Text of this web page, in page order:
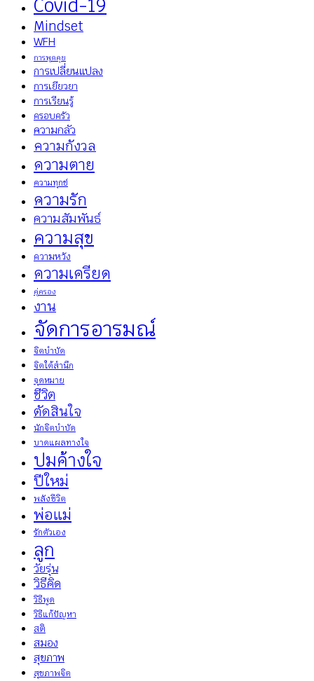
Covid-19
Mindset
WFH
การพูดคุย
การเปลี่ยนแปลง
การเยียวยา
การเรียนรู้
ครอบครัว
ความกลัว
ความกังวล
ความตาย
ความทุกข์
ความรัก
ความสัมพันธ์
ความสุข
ความหวัง
ความเครียด
คู่ครอง
งาน
จัดการอารมณ์
จิตบำบัด
จิตใต้สำนึก
จุดหมาย
ชีวิต
ตัดสินใจ
นักจิตบำบัด
บาดแผลทางใจ
ปมค้างใจ
ปีใหม่
พลังชีวิต
พ่อแม่
รักตัวเอง
ลูก
วัยรุ่น
วิธีคิด
วิธีพูด
วิธีแก้ปัญหา
สติ
สมอง
สุขภาพ
สุขภาพจิต